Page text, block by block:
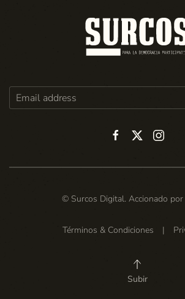
© Surcos Digital. Accionado por
Términos & Condiciones |
Subir